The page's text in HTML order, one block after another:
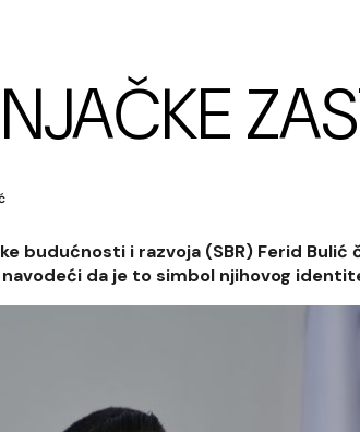
budućnosti i razvoja (SBR) Ferid Bulić
da je to simbol njihovog